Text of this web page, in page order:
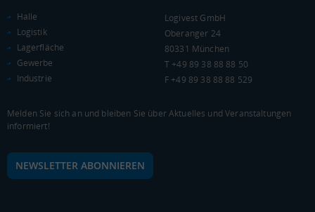
0 €
WIRTSCHAFTSKRAFT (STAND: 2018)
BRUTTOINLANDSPRODUKT
Gesamt
19.018.518 Tsd. € 105.236 €
Halle
Logistik
Lagerfläche
Gewerbe
Industrie
Logivest GmbH
Oberanger 24
80331 München
T +49 89 38 88 88 50
F +49 89 38 88 88 529
Melden Sie sich an und bleiben Sie über Aktuelles und Veranstaltungen
informiert!
NEWSLETTER ABONNIEREN